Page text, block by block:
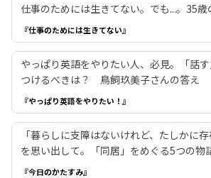
仕事のためには生きてない。でも...。35歳
『仕事のためには生きてない』
やっぱり英語をやりたい人、必見。「話
つけるべきは？ 鳥飼玖美子さんの答え
『やっぱり英語をやりたい！』
「暮らしに支障はないけれど、たしかに存
を思い出して。「同居」をめぐる5つの物
『今日のかたすみ』